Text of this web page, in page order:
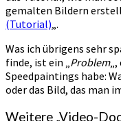
gemalten Bildern
(Tutorial) „.
Was ich übrigens sehr
finde, ist ein „ Problem„,
Speedpaintings habe:
oder das Bild, das man
Weitere „Video-